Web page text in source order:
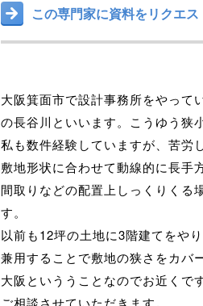
この専門家に資料をリクエス
大阪箕面市で設計事務所をやって
の長谷川といいます。こうゆう狭
私も数件経験していますが、苦労
敷地形状に合わせて動線的に長手
間取りなどの配置上しっくりくる
す。
以前も12坪の土地に3階建てをや
兼用することで敷地の狭さをカバ
大阪といううことなのでお近くで
ご相談させていただきます。